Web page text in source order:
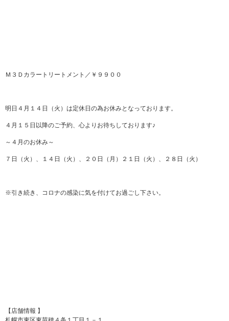
Ｍ３Ｄカラートリートメント／￥９９００
明日４月１４日（火）は定休日の為お休みとなっております。
４月１５日以降のご予約、心よりお待ちしております♪
～４月のお休み～
７日（火）、１４日（火）、２０日（月）２１日（火）、２８日（火）
※引き続き、コロナの感染に気を付けてお過ごし下さい。
【店舗情報 】